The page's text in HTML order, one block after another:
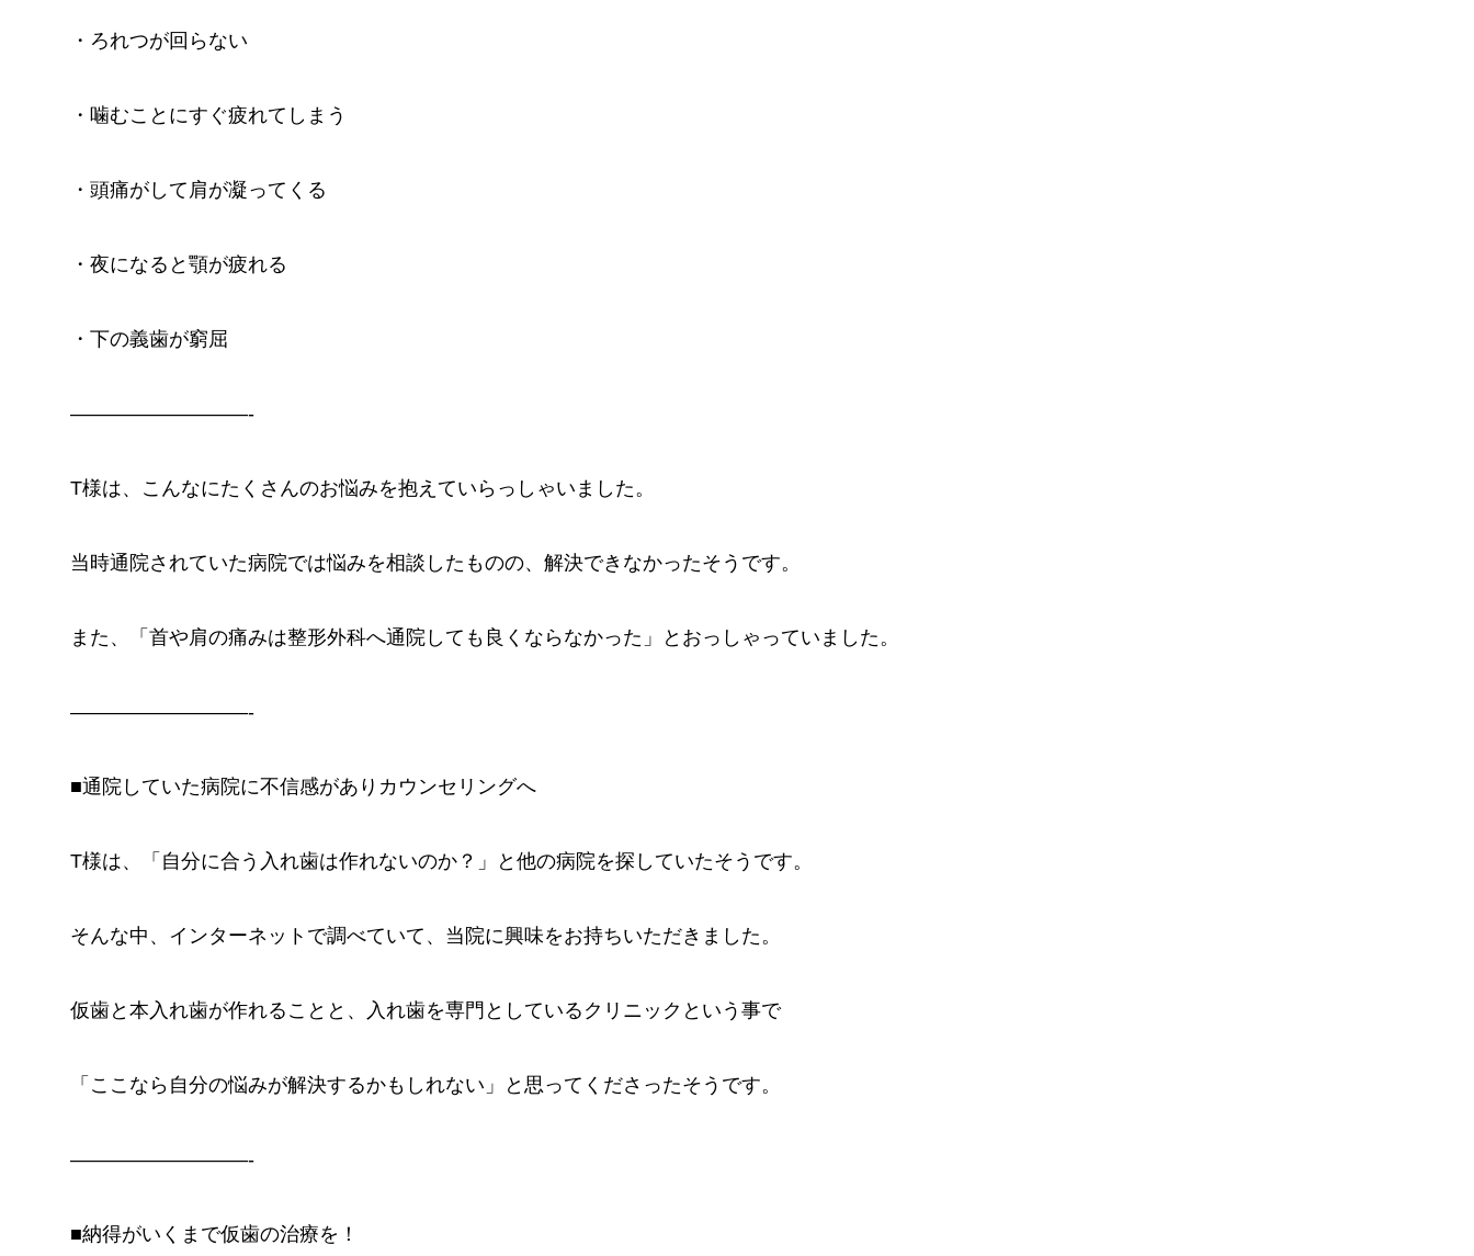
・ろれつが回らない
・噛むことにすぐ疲れてしまう
・頭痛がして肩が凝ってくる
・夜になると顎が疲れる
・下の義歯が窮屈
—————————-
T様は、こんなにたくさんのお悩みを抱えていらっしゃいました。
当時通院されていた病院では悩みを相談したものの、解決できなかったそうです。
また、「首や肩の痛みは整形外科へ通院しても良くならなかった」とおっしゃっていました。
—————————-
■通院していた病院に不信感がありカウンセリングへ
T様は、「自分に合う入れ歯は作れないのか？」と他の病院を探していたそうです。
そんな中、インターネットで調べていて、当院に興味をお持ちいただきました。
仮歯と本入れ歯が作れることと、入れ歯を専門としているクリニックという事で
「ここなら自分の悩みが解決するかもしれない」と思ってくださったそうです。
—————————-
■納得がいくまで仮歯の治療を！